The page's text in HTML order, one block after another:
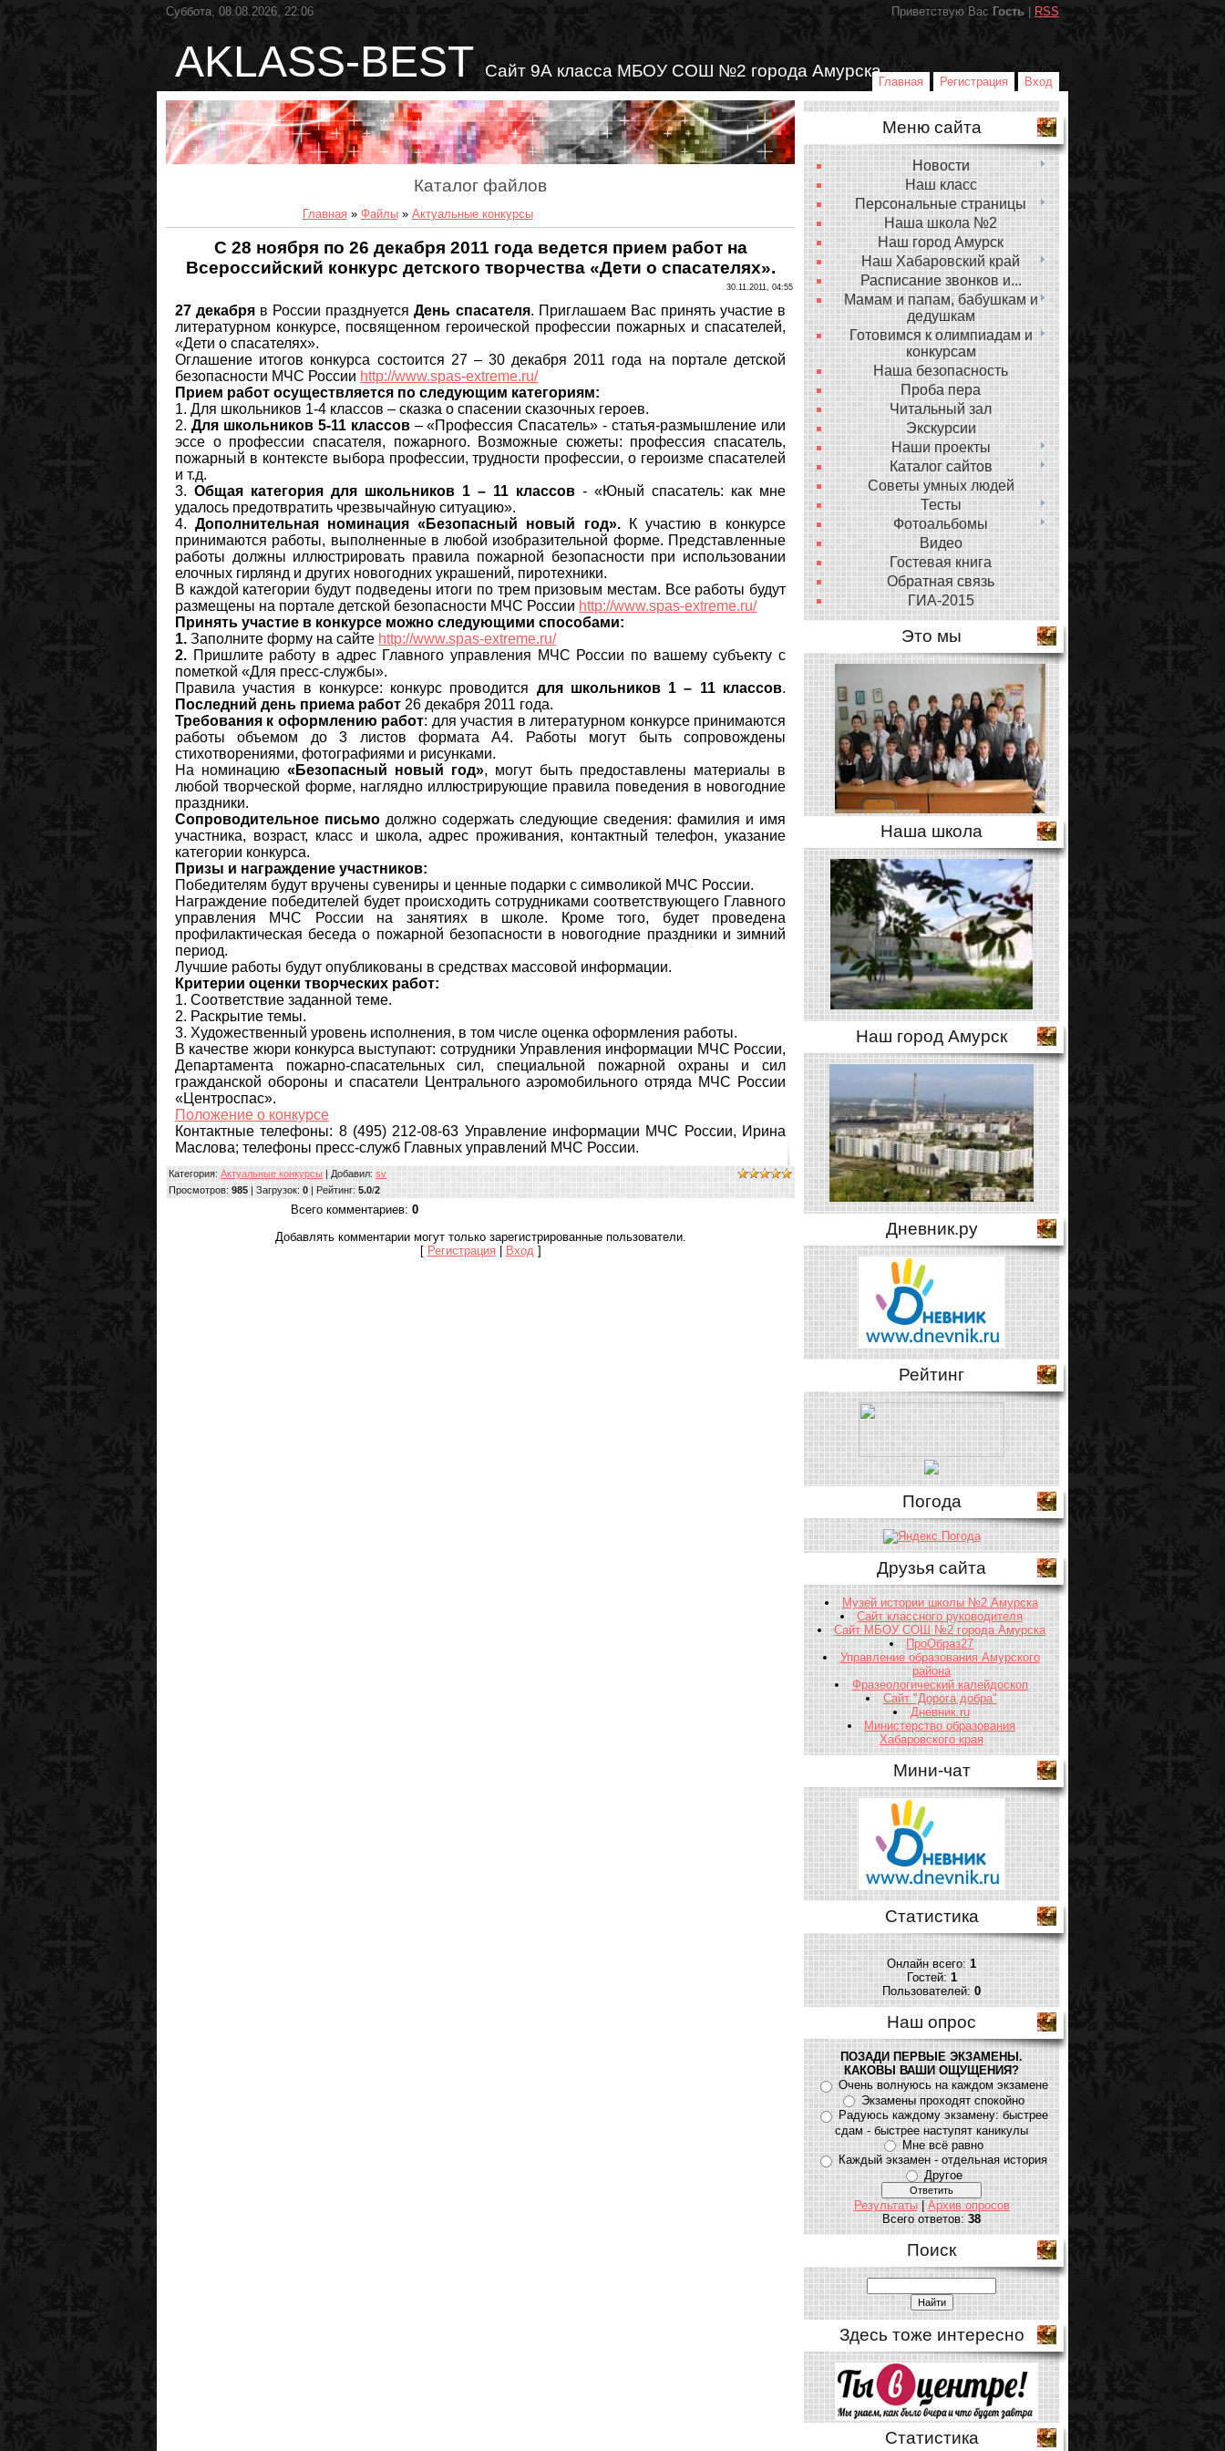
Суббота, 08.08.2026, 22:06 Приветствую Вас Гость RSS
AKLASS-BEST Сайт 9А класса МБОУ СОШ №2 города Амурска
Главная Регистрация Вход
Каталог файлов
Главная » Файлы» Актуальные конкурсы
С 28 ноября по 26 декабря 2011 года ведется прием работ на
Всероссийский конкурс детского творчества «Дети о спасателях».
30.11.2011, 04:55
27 декабря в России празднуетсяДень спасателя. Приглашаем Вас принять участие в
литературном конкурсе, посвященном героической профессии пожарных и спасателей,
«Дети о спасателях».
Оглашение итогов конкурса состоится 27 – 30 декабря 2011 года на портале детской
безопасности МЧС России http://www.spas-extreme.ru/
Прием работ осуществляется по следующим категориям:
1. Для школьников 1-4 классов – сказка о спасении сказочных героев.
2. Для школьников 5-11 классов– «Профессия Спасатель» - статья-размышление или
эссе о профессии спасателя, пожарного. Возможные сюжеты: профессия спасатель,
пожарный в контексте выбора профессии, трудности профессии, о героизме спасателей
и т.д.
3. Общая категория для школьников 1 – 11 классов - «Юный спасатель: как мне
удалось предотвратить чрезвычайную ситуацию».
4.Дополнительная номинация «Безопасный новый год».
К участию в конкурсе
принимаются работы, выполненные в любой изобразительной форме. Представленные
работы должны иллюстрировать правила пожарной безопасности при использовании
елочных гирлянд и других новогодних украшений, пиротехники.
В каждой категории будут подведены итоги по трем призовым местам. Все работы будут
размещены на портале детской безопасности МЧС России http://www.spas-extreme.ru/
Принять участие в конкурсе можно следующими способами:
1. Заполните форму на сайте http://www.spas-extreme.ru/
2. Пришлите работу в адрес Главного управления МЧС России по вашему субъекту с
пометкой «Для пресс-службы».
Правила участия в конкурсе: конкурс проводится для школьников 1 – 11 классов.
Последний день приема работ 26 декабря 2011 года.
Требования к оформлению работ: для участия в литературном конкурсе принимаются
работы объемом до 3 листов формата А4. Работы могут быть сопровождены
стихотворениями, фотографиями и рисунками.
На номинацию «Безопасный новый год», могут быть предоставлены материалы в
любой творческой форме, наглядно иллюстрирующие правила поведения в новогодние
праздники.
Сопроводительное письмо должно содержать следующие сведения: фамилия и имя
участника, возраст, класс и школа, адрес проживания, контактный телефон, указание
категории конкурса.
Призы и награждение участников:
Победителям будут вручены сувениры и ценные подарки с символикой МЧС России.
Награждение победителей будет происходить сотрудниками соответствующего Главного
управления МЧС России на занятиях в школе. Кроме того, будет проведена
профилактическая беседа о пожарной безопасности в новогодние праздники и зимний
период.
Лучшие работы будут опубликованы в средствах массовой информации.
Критерии оценки творческих работ:
1. Соответствие заданной теме.
2. Раскрытие темы.
3. Художественный уровень исполнения, в том числе оценка оформления работы.
В качестве жюри конкурса выступают: сотрудники Управления информации МЧС России,
Департамента пожарно-спасательных сил, специальной пожарной охраны и сил
гражданской обороны и спасатели Центрального аэромобильного отряда МЧС России
«Центроспас».
Положение о конкурсе
Контактные телефоны: 8 (495) 212-08-63 Управление информации МЧС России, Ирина
Маслова; телефоны пресс-служб Главных управлений МЧС России.
Категория: Актуальные конкурсы Добавил: sv
Просмотров: 985 Загрузок: 0 Рейтинг: 5.0/2
Всего комментариев: 0
Добавлять комментарии могут только зарегистрированные пользователи.
[ Регистрация Вход]
Меню сайта
Новости
Наш класс
Персональные страницы
Наша школа №2
Наш город Амурск
Наш Хабаровский край
Расписание звонков и...
Мамам и папам, бабушкам и
дедушкам
Готовимся к олимпиадам и
конкурсам
Наша безопасность
Проба пера
Читальный зал
Экскурсии
Наши проекты
Каталог сайтов
Советы умных людей
Тесты
Фотоальбомы
Видео
Гостевая книга
Обратная связь
ГИА-2015
Это мы
Наша школа
Наш город Амурск
Дневник.ру
Рейтинг
Погода
Друзья сайта
Музей истории школы №2 Амурска
Сайт классного руководителя
Сайт МБОУ СОШ №2 города Амурска
ПроОбраз27
Управление образования Амурского
района
Фразеологический калейдоскоп
Сайт "Дорога добра"
Дневник.ru
Министерство образования
Хабаровского края
Мини-чат
Статистика
Онлайн всего:1
Гостей:1
Пользователей:0
Наш опрос
ПОЗАДИ ПЕРВЫЕ ЭКЗАМЕНЫ.
КАКОВЫ ВАШИ ОЩУЩЕНИЯ?
Очень волнуюсь на каждом экзамене
Экзамены проходят спокойно
Радуюсь каждому экзамену: быстрее
сдам - быстрее наступят каникулы
Мне всё равно
Каждый экзамен - отдельная история
Другое
Результаты|Архив опросов
Всего ответов:38
Поиск
Здесь тоже интересно
Статистика